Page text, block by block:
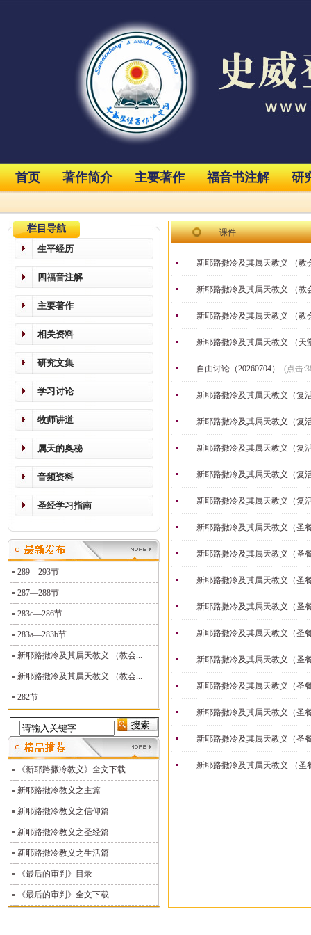
首页 著作简介 主要著作 福音书注解 研
栏目导航
生平经历
四福音注解
主要著作
相关资料
研究文集
学习讨论
牧师讲道
属天的奥秘
音频资料
圣经学习指南
289—293节
287—288节
283c—286节
283a—283b节
新耶路撒冷及其属天教义 （教会...
新耶路撒冷及其属天教义 （教会...
282节
《新耶路撒冷教义》全文下载
新耶路撒冷教义之主篇
新耶路撒冷教义之信仰篇
新耶路撒冷教义之圣经篇
新耶路撒冷教义之生活篇
《最后的审判》目录
《最后的审判》全文下载
课件
新耶路撒冷及其属天教义 （
新耶路撒冷及其属天教义 （
新耶路撒冷及其属天教义 （
新耶路撒冷及其属天教义 （
自由讨论（20260704） (点击
新耶路撒冷及其属天教义（
新耶路撒冷及其属天教义（
新耶路撒冷及其属天教义（
新耶路撒冷及其属天教义（
新耶路撒冷及其属天教义（复
新耶路撒冷及其属天教义（圣
新耶路撒冷及其属天教义（圣
新耶路撒冷及其属天教义（圣
新耶路撒冷及其属天教义（圣
新耶路撒冷及其属天教义（圣
新耶路撒冷及其属天教义（圣
新耶路撒冷及其属天教义（圣
新耶路撒冷及其属天教义（圣
新耶路撒冷及其属天教义（圣
新耶路撒冷及其属天教义 （